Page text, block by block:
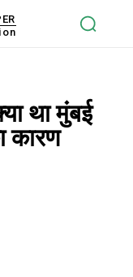
था मुंबई
कारण